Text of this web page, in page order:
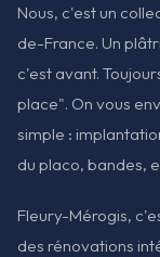
Nous, c'est un
de-France. Un
c'est avant.
place". On vous
simple :
du placo, bandes,
Fleury-Mérogis,
des rénovations